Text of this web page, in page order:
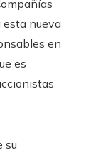
esta nueva
en
es
su